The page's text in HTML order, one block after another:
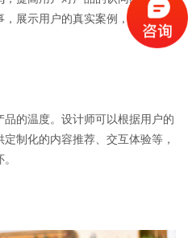
展示用户的真实案例，让用户在
的温度。设计师可以根据用户的
制化的内容推荐、交互体验等，